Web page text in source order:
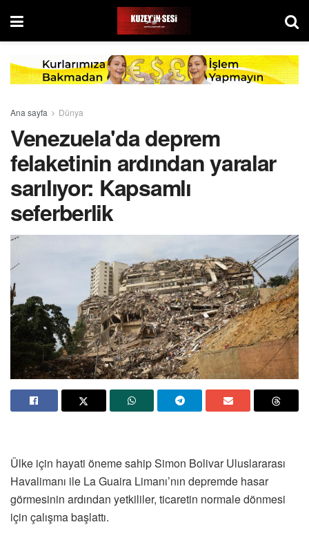
Ana sayfa Dünya
Venezuela'da deprem
felaketinin ardından yaralar
sarılıyor: Kapsamlı
seferberlik
Ülke için hayati öneme sahip Simon Bolivar Uluslararası
Havalimanı ile La Guaira Limanı’nın depremde hasar
görmesinin ardından yetkililer, ticaretin normale dönmesi
için çalışma başlattı.